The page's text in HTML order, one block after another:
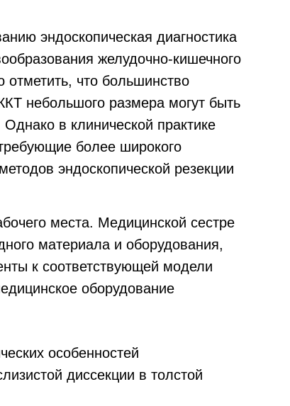
эндоскопическая диагностика
желудочно-кишечного
что большинство
небольшого размера могут быть
в клинической практике
более широкого
эндоскопической резекции
места. Медицинской сестре
материала и оборудования,
к соответствующей модели
оборудование
особенностей
диссекции в толстой